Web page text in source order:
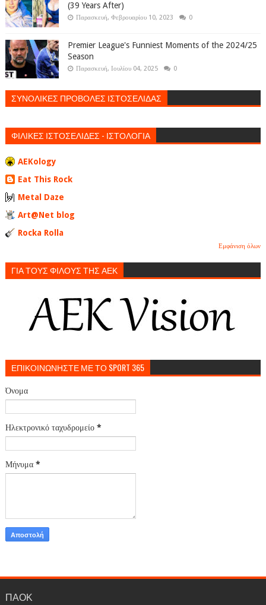
(39 Years After)
Παρασκευή, Φεβρουαρίου 10, 2023 0
Premier League's Funniest Moments of the 2024/25
Season
Παρασκευή, Ιουλίου 04, 2025 0
ΣΥΝΟΛΙΚΕΣ ΠΡΟΒΟΛΕΣ ΙΣΤΟΣΕΛΙΔΑΣ
ΦΙΛΙΚΕΣ ΙΣΤΟΣΕΛΙΔΕΣ - ΙΣΤΟΛΟΓΙΑ
AEKology
Eat This Rock
Metal Daze
Art@Net blog
Rocka Rolla
Εμφάνιση όλων
ΓΙΑ ΤΟΥΣ ΦΙΛΟΥΣ ΤΗΣ ΑΕΚ
ΕΠΙΚΟΙΝΩΝΗΣΤΕ ΜΕ ΤΟ SPORT 365
Όνομα
Ηλεκτρονικό ταχυδρομείο *
Μήνυμα *
ΠΑΟΚ